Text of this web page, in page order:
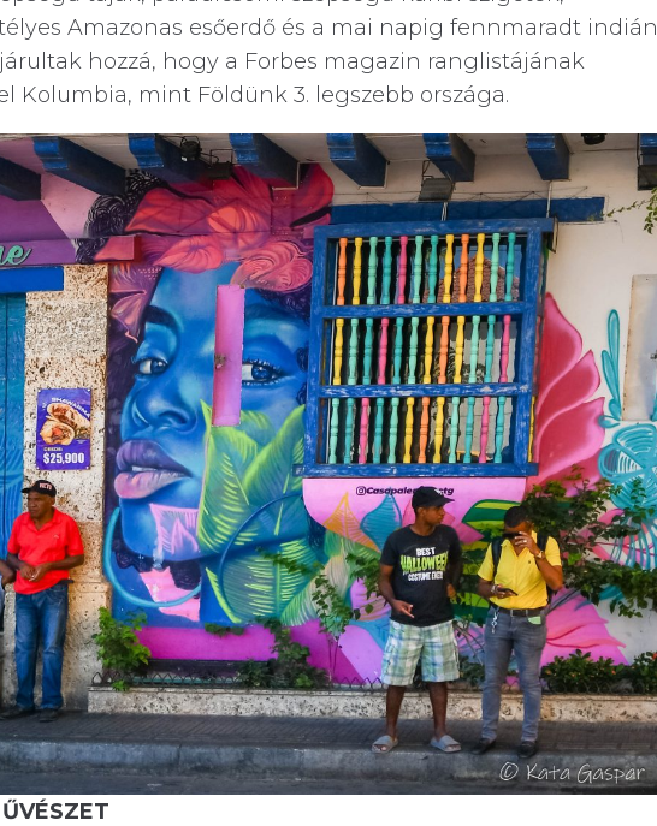
Amazonas esőerdő és a mai napig fennmaradt indián
hozzá, hogy a Forbes magazin ranglistájának
Kolumbia, mint Földünk 3. legszebb országa.